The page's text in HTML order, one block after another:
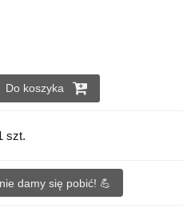
Do koszyka
szt.
damy się pobić! 💪